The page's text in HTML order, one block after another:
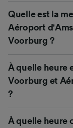
Quelle est la
Aéroport
Voorburg ?
À quelle heure
Voorburg et
?
À quelle heure